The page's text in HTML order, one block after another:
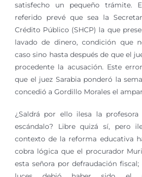
satisfecho un pequeño trámite.
referido prevé que sea la
Crédito Público (SHCP) la que
lavado de dinero, condición que
caso sino hasta después de que el
procedente la acusación. Este
que el juez Sarabia ponderó la
concedió a Gordillo Morales el
¿Saldrá por ello ilesa la
escándalo? Libre quizá sí, pero
contexto de la reforma educativa
cobra lógica que el procurador
esta señora por defraudación